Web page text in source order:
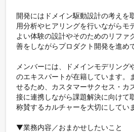
開発にはドメイン駆動設計の考えを
用分析やヒアリングを行いながらモ
よい体験の設計やそのためのリファ
善をしながらプロダクト開発を進め
メンバーには、ドメインモデリング
のエキスパートが在籍しています。
せるため、カスタマーサクセス・カ
接に連携しながら課題解決に向けて
称賛するカルチャーを大切にしてい
▼業務内容／おまかせしたいこと